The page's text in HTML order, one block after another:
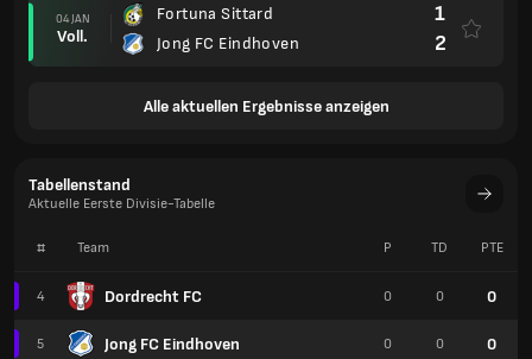
04 JAN
Voll.
Fortuna Sittard
Jong FC Eindhoven
1
2
Alle aktuellen Ergebnisse anzeigen
Tabellenstand
Aktuelle Eerste Divisie-Tabelle
# Team
4 Dordrecht FC
5 Jong FC Eindhoven
P TD PTE
0 0 0
0 0 0